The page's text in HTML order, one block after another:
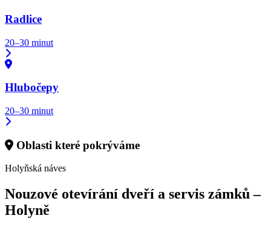
Radlice
20–30 minut
Hlubočepy
20–30 minut
Oblasti které pokrýváme
Holyňská náves
Nouzové otevírání dveří a servis zámků –
Holyně